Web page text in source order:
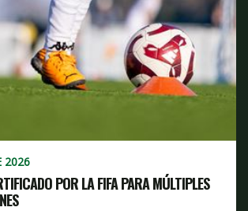
2026
POR LA FIFA PARA MÚLTIPLES